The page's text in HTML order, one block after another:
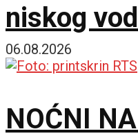
niskog
Dunava
06.08.2026
NOĆNI